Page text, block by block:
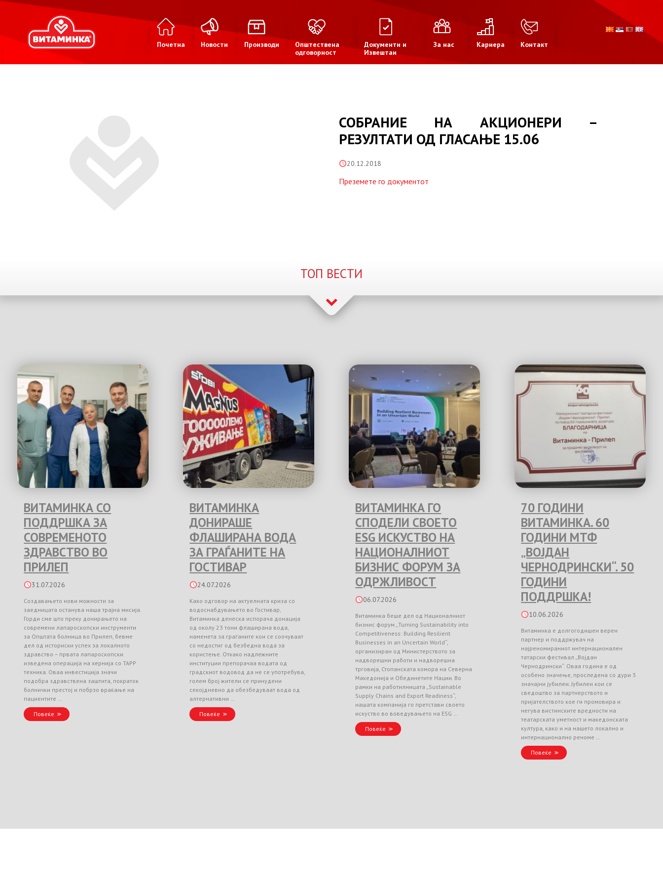
Почетна Новости Производи
Општествена
одговорност
Документи и
Извештаи
За нас Кариера Контакт
СОБРАНИЕ НА АКЦИОНЕРИ –
РЕЗУЛТАТИ ОД ГЛАСАЊЕ 15.06
20.12.2018
Преземете го документот
ТОП ВЕСТИ
ВИТАМИНКА СО
ПОДДРШКА ЗА
СОВРЕМЕНОТО
ЗДРАВСТВО ВО
ПРИЛЕП
31.07.2026
Создавањето нови можности за
заедницата останува наша трајна мисија.
Горди сме што преку донирањето на
современи лапароскопски инструменти
за Општата болница во Прилеп, бевме
дел од историски успех за локалното
здравство – првата лапароскопски
изведена операција на хернија со TAPP
техника. Оваа инвестиција значи
подобра здравствена заштита, пократок
болнички престој и побрзо враќање на
пациентите …
Повеќе
ВИТАМИНКА
ДОНИРАШЕ
ФЛАШИРАНА ВОДА
ЗА ГРАЃАНИТЕ НА
ГОСТИВАР
24.07.2026
Како одговор на актуелната криза со
водоснабдувањето во Гостивар,
Витаминка денеска испорача донација
од околу 23 тони флаширана вода,
наменета за граѓаните кои се соочуваат
со недостиг од безбедна вода за
користење. Откако надлежните
институции препорачаа водата од
градскиот водовод да не се употребува,
голем број жители се принудени
секојдневно да обезбедуваат вода од
алтернативни …
Повеќе
ВИТАМИНКА ГО
СПОДЕЛИ СВОЕТО
ESG ИСКУСТВО НА
НАЦИОНАЛНИОТ
БИЗНИС ФОРУМ ЗА
ОДРЖЛИВОСТ
06.07.2026
Витаминка беше дел од Националниот
бизнис форум „Turning Sustainability into
Competitiveness: Building Resilient
Businesses in an Uncertain World“,
организиран од Министерството за
надворешни работи и надворешна
трговија, Стопанската комора на Северна
Македонија и Обединетите Нации. Во
рамки на работилницата „Sustainable
Supply Chains and Export Readiness“,
нашата компанија го претстави своето
искуство во воведувањето на ESG …
Повеќе
70 ГОДИНИ
ВИТАМИНКА. 60
ГОДИНИ МТФ
„ВОЈДАН
ЧЕРНОДРИНСКИ“. 50
ГОДИНИ
ПОДДРШКА!
10.06.2026
Витаминка е долгогодишен верен
партнер и поддржувач на
најреномираниот интернационален
татарски фестивал „Војдан
Чернодрински“. Оваа година е од
особено значење, проследена со дури 3
значајни јубилеи. Јубилеи кои се
сведоштво за партнерството и
пријателството кое ги промовира и
негува вистинските вредности на
театарската уметност и македонската
култура, како и на нашето локално и
интернационално реноме …
Повеќе